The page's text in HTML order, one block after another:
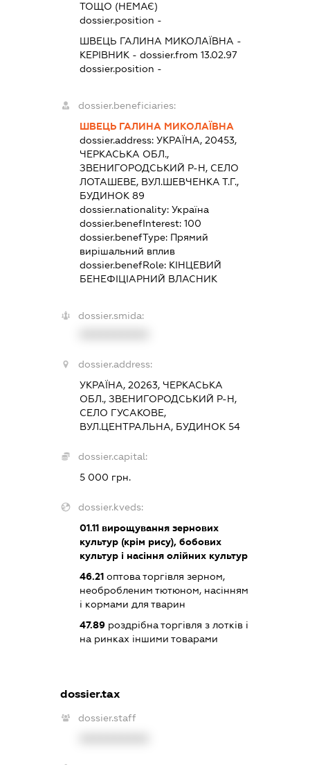
ТОЩО (НЕМАЄ)
dossier.position -
ШВЕЦЬ ГАЛИНА МИКОЛАЇВНА -
КЕРІВНИК - dossier.from 13.02.97
dossier.position -
dossier.beneficiaries:
ШВЕЦЬ ГАЛИНА МИКОЛАЇВНА
dossier.address:УКРАЇНА, 20453,
ЧЕРКАСЬКА ОБЛ.,
ЗВЕНИГОРОДСЬКИЙ Р-Н, СЕЛО
ЛОТАШЕВЕ, ВУЛ.ШЕВЧЕНКА Т.Г.,
БУДИНОК 89
dossier.nationality:Україна
dossier.benefInterest:100
dossier.benefType: Прямий
вирішальний вплив
dossier.benefRole: КІНЦЕВИЙ
БЕНЕФІЦІАРНИЙ ВЛАСНИК
dossier.smida:
dossier.address:
УКРАЇНА, 20263, ЧЕРКАСЬКА
ОБЛ., ЗВЕНИГОРОДСЬКИЙ Р-Н,
СЕЛО ГУСАКОВЕ,
ВУЛ.ЦЕНТРАЛЬНА, БУДИНОК 54
dossier.capital:
5 000 грн.
dossier.kveds:
01.11 вирощування зернових
культур (крім рису), бобових
культур і насіння олійних культур
46.21 оптова торгівля зерном,
необробленим тютюном, насінням
і кормами для тварин
47.89 роздрібна торгівля з лотків і
на ринках іншими товарами
dossier.tax
dossier.staff